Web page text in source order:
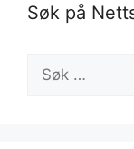
Søk på
etter: